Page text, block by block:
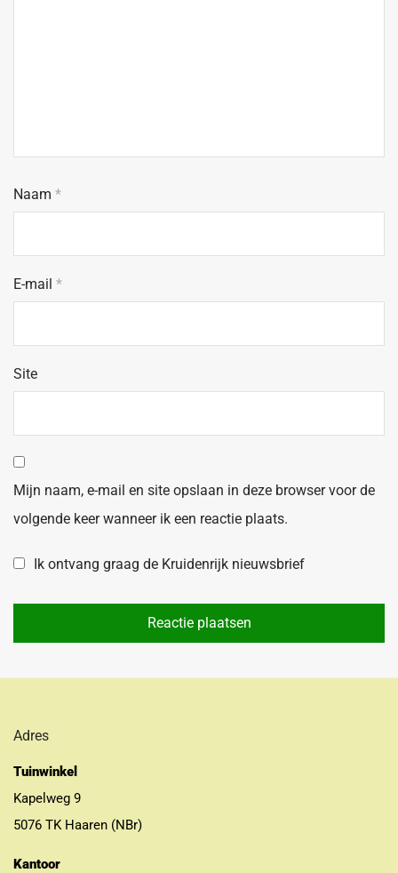
Naam *
E-mail *
Site
Mijn naam, e-mail en site opslaan in deze browser voor de
volgende keer wanneer ik een reactie plaats.
Ik ontvang graag de Kruidenrijk nieuwsbrief
Adres
Tuinwinkel
Kapelweg 9
5076 TK Haaren (NBr)
Kantoor